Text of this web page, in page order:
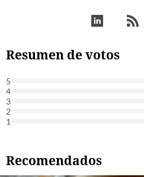
Resumen de votos
5
4
3
2
1
Recomendados